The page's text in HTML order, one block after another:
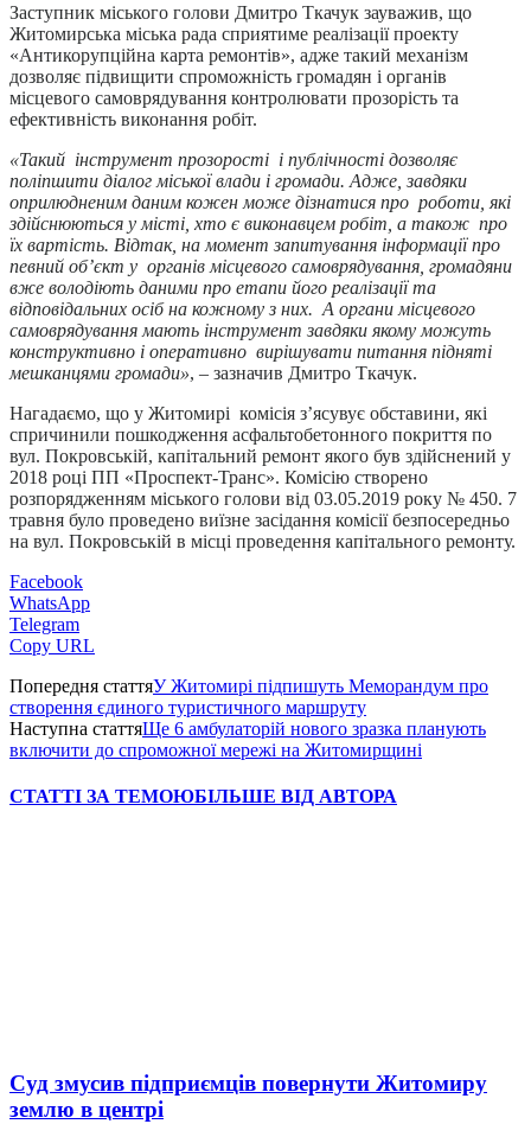
Заступник міського голови Дмитро Ткачук зауважив, що
Житомирська міська рада сприятиме реалізації проекту
«Антикорупційна карта ремонтів», адже такий механізм
дозволяє підвищити спроможність громадян і органів
місцевого самоврядування контролювати прозорість та
ефективність виконання робіт.
«Такий інструмент прозорості і публічності дозволяє
поліпшити діалог міської влади і громади. Адже, завдяки
оприлюдненим даним кожен може дізнатися про роботи, які
здійснюються у місті, хто є виконавцем робіт, а також про
їх вартість. Відтак, на момент запитування інформації про
певний об’єкт у органів місцевого самоврядування, громадяни
вже володіють даними про етапи його реалізації та
відповідальних осіб на кожному з них. А органи місцевого
самоврядування мають інструмент завдяки якому можуть
конструктивно і оперативно вирішувати питання підняті
мешканцями громади», – зазначив Дмитро Ткачук.
Нагадаємо, що у Житомирі комісія з’ясувує обставини, які
спричинили пошкодження асфальтобетонного покриття по
вул. Покровській, капітальний ремонт якого був здійснений у
2018 році ПП «Проспект-Транс». Комісію створено
розпорядженням міського голови від 03.05.2019 року № 450. 7
травня було проведено виїзне засідання комісії безпосередньо
на вул. Покровській в місці проведення капітального ремонту.
Facebook
WhatsApp
Telegram
Copy URL
Попередня статтяУ Житомирі підпишуть Меморандум про
створення єдиного туристичного маршруту
Наступна статтяЩе 6 амбулаторій нового зразка планують
включити до спроможної мережі на Житомирщині
СТАТТІ ЗА ТЕМОЮБІЛЬШЕ ВІД АВТОРА
Суд змусив підприємців повернути Житомиру
землю в центрі